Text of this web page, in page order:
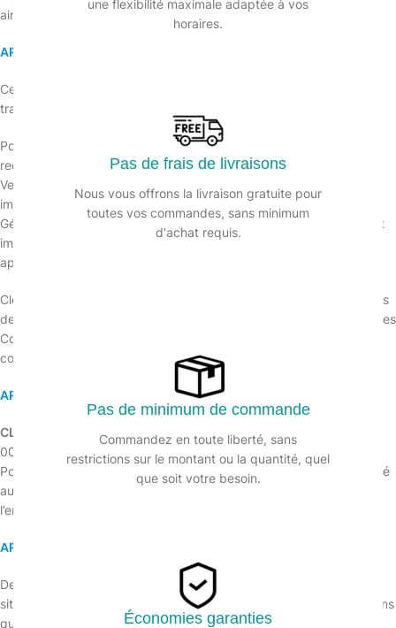
une flexibilité maximale adaptée à vos
horaires.
Pas de frais de livraisons
Nous vous offrons la livraison gratuite pour
toutes vos commandes, sans minimum
d'achat requis.
Pas de minimum de commande
Commandez en toute liberté, sans
restrictions sur le montant ou la quantité, quel
que soit votre besoin.
Économies garanties
ainsi que notre Déclaration de Confidentialité.
ARTICLE 1 : CHAMP D’APPLICATION
Ces Conditions Générales de Vente sont applicables à toutes les
transactions conclues via le site internet.
Pour les transactions effectuées par voie électronique, le client
reconnaît avoir pris connaissance de ces Conditions Générales de
Vente avant de passer commande. La validation de la commande
implique donc une acceptation sans réserve des Conditions
Générales de Vente. Ces Conditions peuvent être sauvegardées et
imprimées par toute personne visitant le site, et resteront
applicables tant qu’elles seront affichées sur le site.
Clean & Go se réserve le droit de modifier ces Conditions Générales
de Vente à tout moment, en publiant les modifications sur le site. Les
Conditions applicables sont celles en vigueur au moment de la
conclusion du contrat.
ARTICLE 2 : IDENTIFICATION DE L’AUTEUR DE L’OFFRE
CLEAN AND GO
, société à responsabilité limitée au capital de 10
000 €, immatriculée au Registre du Commerce et des Sociétés de
Pontoise sous le numéro 850 481 086, dont le siège social est situé
au 132 RUE EDOUARD VAILLANT, 95870 BEZONS, France, est
l’entité responsable de l’offre des services sur ce site.
ARTICLE 3 : INFORMATIONS SUR LES SERVICES
Des informations détaillées sur nos services sont disponibles sur le
site, incluant des descriptions complètes des différentes prestations
que nous proposons.